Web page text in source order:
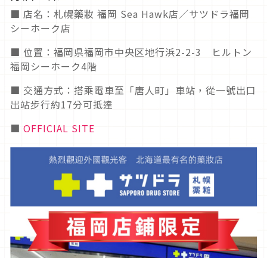
■ 店名：札幌藥妝 福岡 Sea Hawk店／サツドラ福岡
シーホーク店
■ 位置：福岡県福岡市中央区地行浜2-2-3 ヒルトン
福岡シーホーク4階
■ 交通方式：搭乘電車至「唐人町」車站，從一號出口
出站步行約17分可抵達
■ OFFICIAL SITE